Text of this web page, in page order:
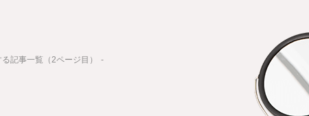
記事一覧（2ページ目）